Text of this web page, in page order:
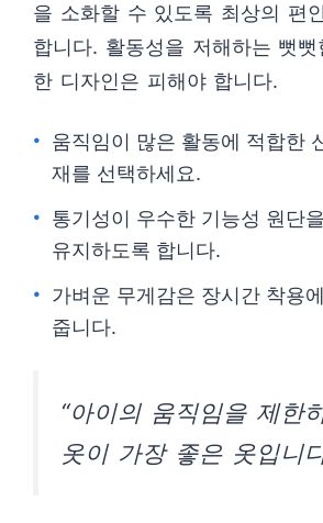
을 소화할 수 있도록 최상의 편
합니다. 활동성을 저해하는 뻣
한 디자인은 피해야 합니다.
움직임이 많은 활동에 적합한
재를 선택하세요.
통기성이 우수한 기능성 원단
유지하도록 합니다.
가벼운 무게감은 장시간 착용
줍니다.
“아이의 움직임을 제한
옷이 가장 좋은 옷입니